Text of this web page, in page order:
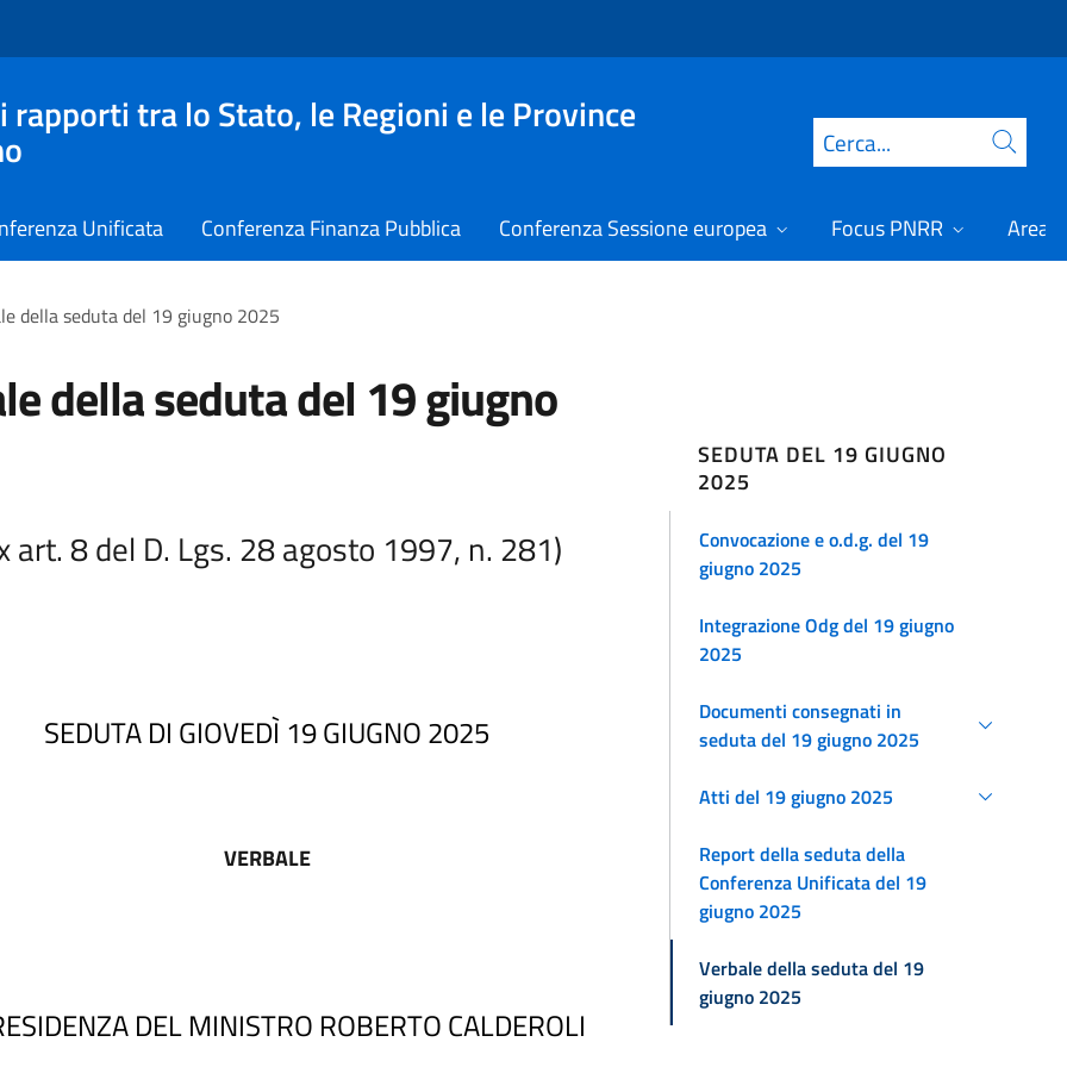
tra lo Stato, le Regioni e le Province
Cerca
Unificata Conferenza Finanza Pubblica Conferenza Sessione europea Focus PNRR Area
della seduta del 19 giugno 2025
della seduta del 19 giugno
art. 8 del D. Lgs. 28 agosto 1997, n. 281)
SEDUTA DI GIOVEDÌ 19 GIUGNO 2025
VERBALE
DEL MINISTRO ROBERTO CALDEROLI
SEDUTA DEL 19 GIUGNO
2025
Convocazione e o.d.g. del 19
giugno 2025
Integrazione Odg del 19 giugno
2025
Documenti consegnati in
seduta del 19 giugno 2025
Atti del 19 giugno 2025
Report della seduta della
Conferenza Unificata del 19
giugno 2025
Verbale della seduta del 19
giugno 2025